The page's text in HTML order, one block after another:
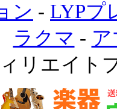
ン - LYPプ
ラクマ -
リエイト